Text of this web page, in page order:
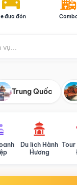
đưa đón
Trung Quốc
Du lịch Hành
Hương
Tour